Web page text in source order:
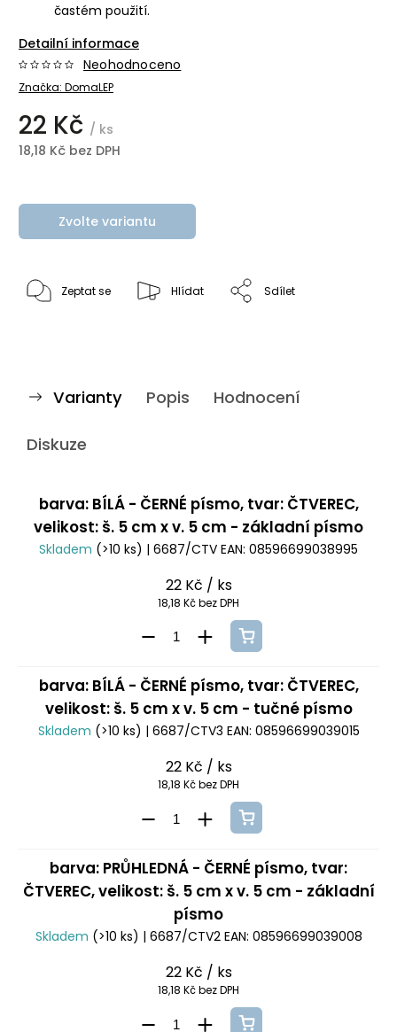
častém použití.
Detailní informace
Značka: DomaLEP
Neohodnoceno
22 Kč / ks
18,18 Kč bez DPH
Zvolte variantu
Zeptat se Hlídat Sdílet
Varianty Popis Hodnocení
Diskuze
barva: BÍLÁ - ČERNÉ písmo, tvar: ČTVEREC,
velikost: š. 5 cm x v. 5 cm - základní písmo
Skladem (>10 ks) | 6687/CTV EAN: 08596699038995
22 Kč / ks
18,18 Kč bez DPH
barva: BÍLÁ - ČERNÉ písmo, tvar: ČTVEREC,
velikost: š. 5 cm x v. 5 cm - tučné písmo
Skladem (>10 ks) | 6687/CTV3 EAN: 08596699039015
22 Kč / ks
18,18 Kč bez DPH
barva: PRŮHLEDNÁ - ČERNÉ písmo, tvar:
ČTVEREC, velikost: š. 5 cm x v. 5 cm - základní
písmo
Skladem (>10 ks) | 6687/CTV2 EAN: 08596699039008
22 Kč / ks
18,18 Kč bez DPH